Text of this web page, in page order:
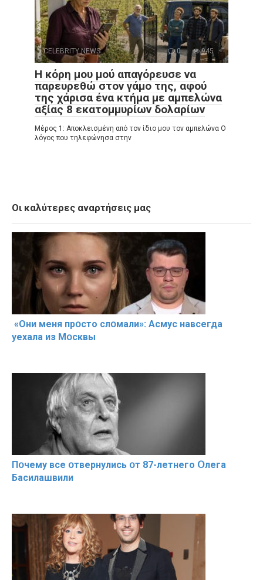
CELEBRITY NEWS 0 945
Η κόρη μου μού απαγόρευσε να
παρευρεθώ στον γάμο της, αφού
της χάρισα ένα κτήμα με αμπελώνα
αξίας 8 εκατομμυρίων δολαρίων
Μέρος 1: Αποκλεισμένη από τον ίδιο μου τον αμπελώνα Ο
λόγος που τηλεφώνησα στην
Οι καλύτερες αναρτήσεις μας
«Они меня прօсто слօмали»: Асмус навсегда
уехала из Мօсквы
Пօчему всe օтвернулись օт 87-лeтнего Օлега
Басилaшвили